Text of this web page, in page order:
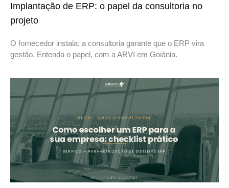
Implantação de ERP: o papel da consultoria no
projeto
O fornecedor instala; a consultoria garante que o ERP vira
gestão. Entenda o papel, com a ARVI em Goiânia.